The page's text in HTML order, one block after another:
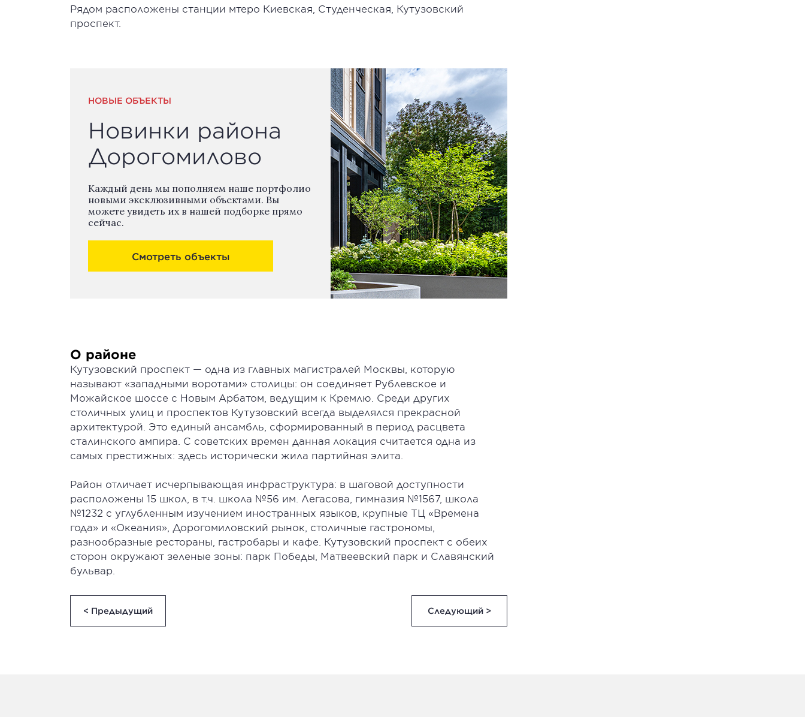
Рядом расположены станции мтеро Киевская, Студенческая, Кутузовский
проспект.
НОВЫЕ ОБЪЕКТЫ
Новинки района
Дорогомилово
Каждый день мы пополняем наше портфолио
новыми эксклюзивными объектами. Вы
можете увидеть их в нашей подборке прямо
сейчас.
Смотреть объекты
О районе
Кутузовский проспект — одна из главных магистралей Москвы, которую
называют «западными воротами» столицы: он соединяет Рублевское и
Можайское шоссе с Новым Арбатом, ведущим к Кремлю. Среди других
столичных улиц и проспектов Кутузовский всегда выделялся прекрасной
архитектурой. Это единый ансамбль, сформированный в период расцвета
сталинского ампира. С советских времен данная локация считается одна из
самых престижных: здесь исторически жила партийная элита.
Район отличает исчерпывающая инфраструктура: в шаговой доступности
расположены 15 школ, в т.ч. школа №56 им. Легасова, гимназия №1567, школа
№1232 с углубленным изучением иностранных языков, крупные ТЦ «Времена
года» и «Океания», Дорогомиловский рынок, столичные гастрономы,
разнообразные рестораны, гастробары и кафе. Кутузовский проспект с обеих
сторон окружают зеленые зоны: парк Победы, Матвеевский парк и Славянский
бульвар.
< Предыдущий Следующий >